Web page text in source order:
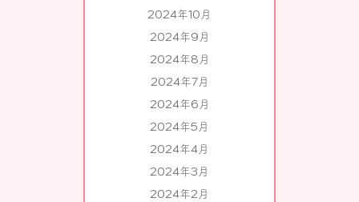
2024年10月
2024年9月
2024年8月
2024年7月
2024年6月
2024年5月
2024年4月
2024年3月
2024年2月